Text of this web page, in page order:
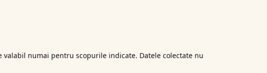
numai pentru scopurile indicate. Datele colectate nu